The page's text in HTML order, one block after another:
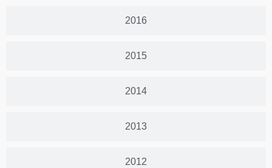
2016
2015
2014
2013
2012